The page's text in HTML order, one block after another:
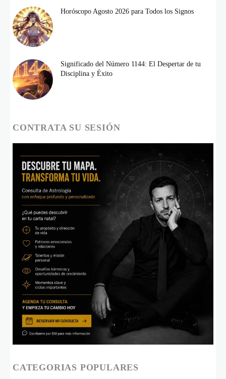
Horóscopo Agosto 2026 para Todos los Signos
Significado del Número 1144: El Despertar de tu
Disciplina y Éxito
CONTRATA SU SESIÓN
CATEGORIAS POPULARES